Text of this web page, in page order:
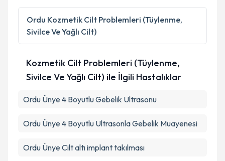
Kişisel verilerimin işlenmesine ilişkinAydınlatma
Metni
'ni okudum ve kişisel verilerimin belirtilen
kapsamda işlenmesini kabul ediyorum.
Takvim Talebini Gönder
Ordu Kozmetik Cilt Problemleri (Tüylenme,
Sivilce Ve Yağlı Cilt)
Kozmetik Cilt Problemleri (Tüylenme,
Sivilce Ve Yağlı Cilt) ile İlgili Hastalıklar
Ordu Ünye 4 Boyutlu Gebelik Ultrasonu
Ordu Ünye 4 Boyutlu Ultrasonla Gebelik Muayenesi
Ordu Ünye Cilt altı implant takılması